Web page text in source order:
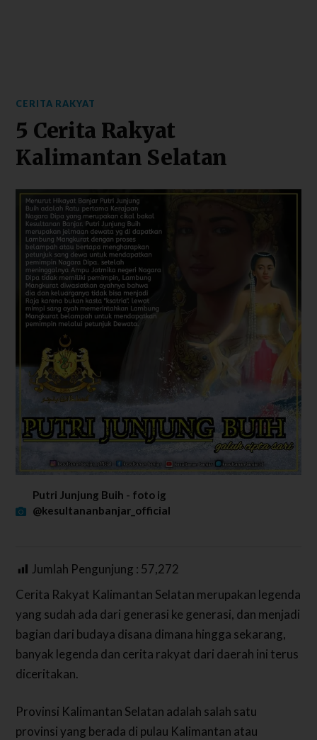
CERITA RAKYAT
5 Cerita Rakyat
Kalimantan Selatan
Putri Junjung Buih - foto ig
@kesultananbanjar_official
Jumlah Pengunjung : 57,272
Cerita Rakyat Kalimantan Selatan merupakan legenda
yang sudah ada dari generasi ke generasi, dan menjadi
bagian dari budaya disana dimana hingga sekarang,
banyak legenda dan cerita rakyat dari daerah ini terus
diceritakan.
Provinsi Kalimantan Selatan adalah salah satu
provinsi yang berada di pulau Kalimantan atau